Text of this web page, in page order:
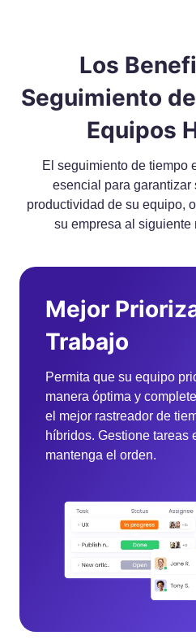
Los
Seguimiento
Equipos
El seguimiento de tiempo
esencial para garantizar
productividad de su equipo,
su empresa al siguiente
Mejor
Trabajo
Permita que su equipo
manera óptima y
el mejor rastreador de
híbridos. Gestione tareas
mantenga el orden.